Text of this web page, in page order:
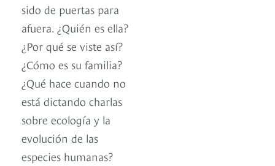
sido de puertas para
afuera. ¿Quién es ella?
¿Por qué se viste así?
¿Cómo es su familia?
¿Qué hace cuando no
está dictando charlas
sobre ecología y la
evolución de las
especies humanas?